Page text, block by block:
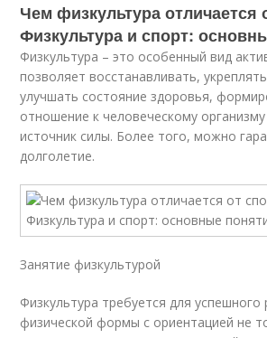
Чем физкультура отличается
Физкультура и спорт:
Физкультура – это особенный вид
позволяет восстанавливать,
улучшать состояние здоровья,
отношение к человеческому
источник силы. Более того, можно
долголетие.
Занятие физкультурой
Физкультура требуется для успешного
физической формы с ориентацией не